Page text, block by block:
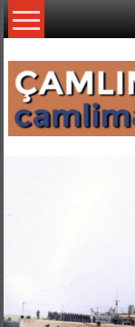
İçeriğe
geç